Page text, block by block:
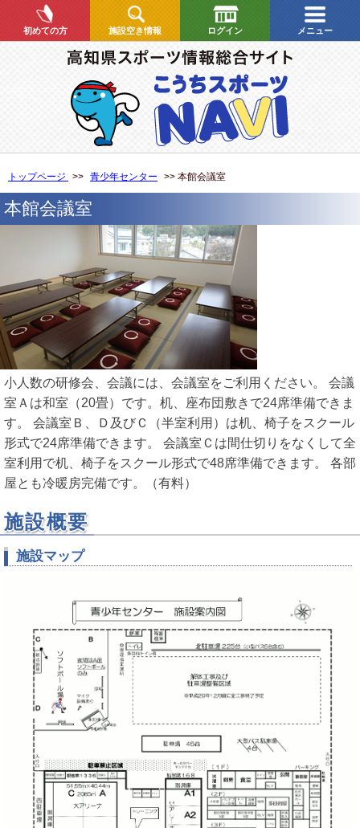
初めての方 施設空き情報 ログイン メニュー
トップページ >> 青少年センター >> 本館会議室
本館会議室
小人数の研修会、会議には、会議室をご利用ください。 会議
室Ａは和室（20畳）です。机、座布団敷きで24席準備できま
す。 会議室Ｂ、Ｄ及びＣ（半室利用）は机、椅子をスクール
形式で24席準備できます。 会議室Ｃは間仕切りをなくして全
室利用で机、椅子をスクール形式で48席準備できます。 各部
屋とも冷暖房完備です。（有料）
施設概要
施設マップ